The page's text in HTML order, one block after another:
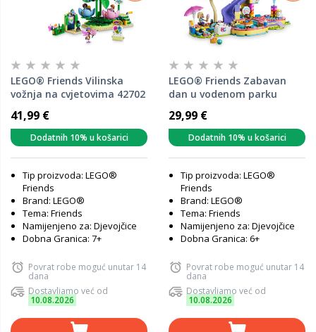
LEGO® Friends Vilinska
vožnja na cvjetovima 42702
41,99 €
Dodatnih 10% u košarici
Tip proizvoda: LEGO®
Friends
Brand: LEGO®
Tema: Friends
Namijenjeno za: Djevojčice
Dobna Granica: 7+
Povrat robe moguć unutar 14
dana
Dostavljamo već od
10.08.2026
LEGO® Friends Zabavan
dan u vodenom parku
29,99 €
Dodatnih 10% u košarici
Tip proizvoda: LEGO®
Friends
Brand: LEGO®
Tema: Friends
Namijenjeno za: Djevojčice
Dobna Granica: 6+
Povrat robe moguć unutar 14
dana
Dostavljamo već od
10.08.2026